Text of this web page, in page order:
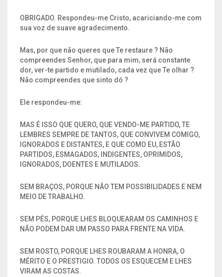
OBRIGADO. Respondeu-me Cristo, acariciando-me com
sua voz de suave agradecimento.
Mas, por que não queres que Te restaure ? Não
compreendes Senhor, que para mim, será constante
dor, ver-te partido e mutilado, cada vez que Te olhar ?
Não compreendes que sinto dó ?
Ele respondeu-me:
MAS É ISSO QUE QUERO, QUE VENDO-ME PARTIDO, TE
LEMBRES SEMPRE DE TANTOS, QUE CONVIVEM COMIGO,
IGNORADOS E DISTANTES, E QUE COMO EU, ESTÃO
PARTIDOS, ESMAGADOS, INDIGENTES, OPRIMIDOS,
IGNORADOS, DOENTES E MUTILADOS.
SEM BRAÇOS, PORQUE NÃO TEM POSSIBILIDADES E NEM
MEIO DE TRABALHO.
SEM PÉS, PORQUE LHES BLOQUEARAM OS CAMINHOS E
NÃO PODEM DAR UM PASSO PARA FRENTE NA VIDA.
SEM ROSTO, PORQUE LHES ROUBARAM A HONRA, O
MÉRITO E O PRESTIGIO. TODOS OS ESQUECEM E LHES
VIRAM AS COSTAS.